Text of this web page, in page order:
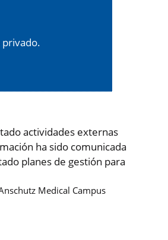
privado.
actividades externas
ha sido comunicada
planes de gestión para
Medical Campus